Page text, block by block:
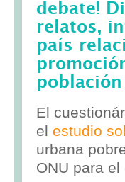
debate!
relatos,
país
El
el estudio
urbana
ONU para